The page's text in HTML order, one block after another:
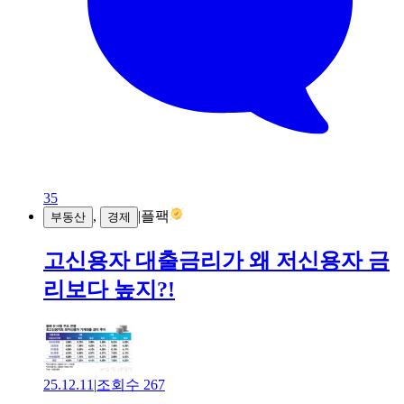
35
부동산 , 경제 |플팩
고신용자 대출금리가 왜 저신용자 금
리보다 높지?!
25.12.11 |조회수 267